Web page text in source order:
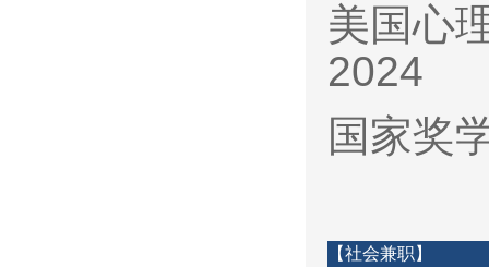
美国心
2024
国家奖
【社会兼职】